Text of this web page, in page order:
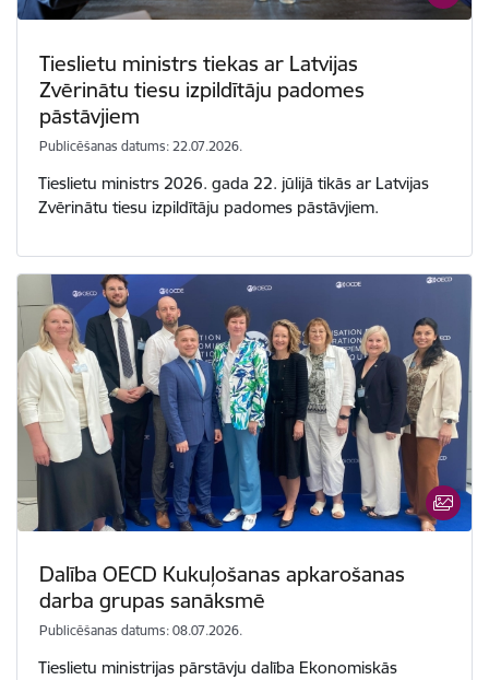
Tieslietu ministrs tiekas ar Latvijas
Zvērinātu tiesu izpildītāju padomes
pāstāvjiem
Publicēšanas datums: 22.07.2026.
Tieslietu ministrs 2026. gada 22. jūlijā tikās ar Latvijas
Zvērinātu tiesu izpildītāju padomes pāstāvjiem.
Dalība OECD Kukuļošanas apkarošanas
darba grupas sanāksmē
Publicēšanas datums: 08.07.2026.
Tieslietu ministrijas pārstāvju dalība Ekonomiskās